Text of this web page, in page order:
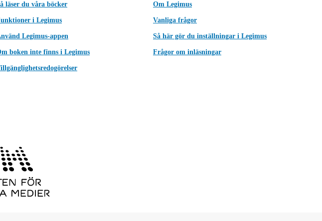
läser du våra böcker
i Legimus
Legimus-appen
boken inte finns i Legimus
Om Legimus
Vanliga frågor
Så här gör du inställningar i Legimus
Frågor om inläsningar